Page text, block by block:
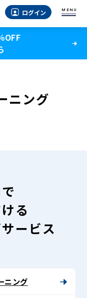
ログイン MENU
OFF
ニング
る
ービス
ニング